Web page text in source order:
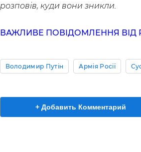
розповів, куди вони зникли.
ВАЖЛИВЕ ПОВІДОМЛЕННЯ ВІД
Володимир Путін Армія Росії
+ Добавить Комментарий